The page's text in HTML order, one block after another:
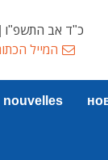
כ"ד אב התשפ"ו | שישי, 07
המייל
nouvelles